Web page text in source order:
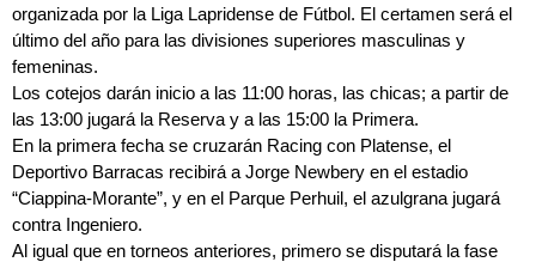
organizada por la Liga Lapridense de Fútbol. El certamen será el
último del año para las divisiones superiores masculinas y
femeninas.
Los cotejos darán inicio a las 11:00 horas, las chicas; a partir de
las 13:00 jugará la Reserva y a las 15:00 la Primera.
En la primera fecha se cruzarán Racing con Platense, el
Deportivo Barracas recibirá a Jorge Newbery en el estadio
“Ciappina-Morante”, y en el Parque Perhuil, el azulgrana jugará
contra Ingeniero.
Al igual que en torneos anteriores, primero se disputará la fase